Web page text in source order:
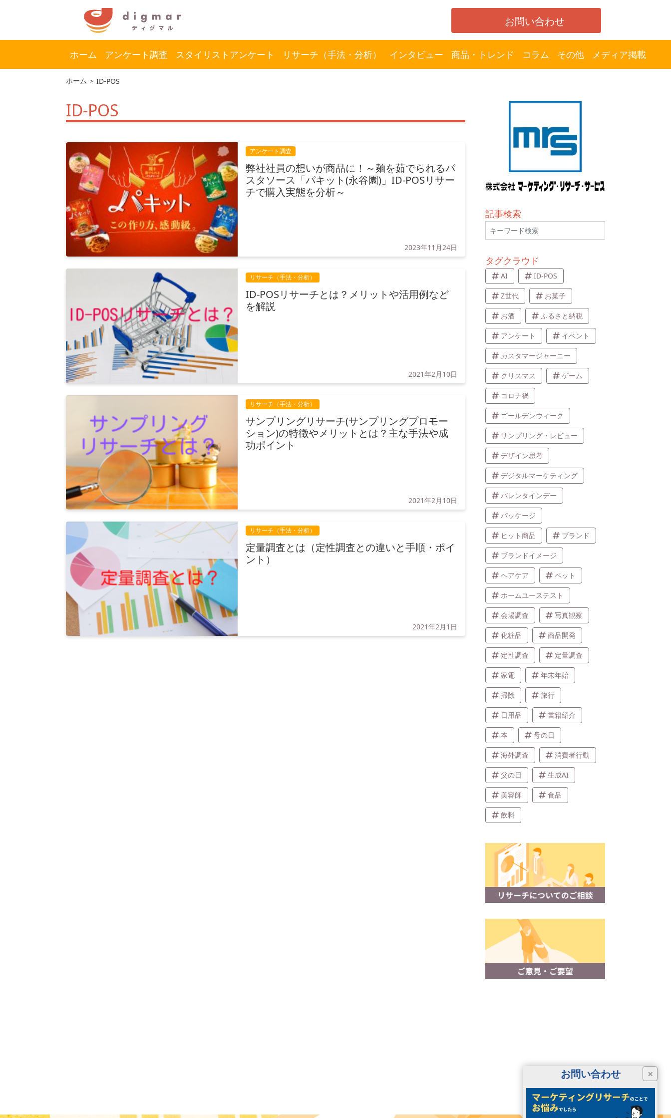
コ
ナ
お問い合わせ
ホーム アンケート調査 スタイリストアンケート リサーチ（手法・分析） インタビュー 商品・トレンド コラム その他 メディア掲載
ホーム ID-POS
ID-POS
弊社社員の想いが商品に！～麺を茹でられるパ
スタソース「パキット(永谷園)」ID-POSリサー
チで購入実態を分析～
2023年11月24日
アンケート調査
ID-POSリサーチとは？メリットや活用例など
を解説
2021年2月10日
リサーチ（手法・分析）
サンプリングリサーチ(サンプリングプロモー
ション)の特徴やメリットとは？主な手法や成
功ポイント
2021年2月10日
リサーチ（手法・分析）
定量調査とは（定性調査との違いと手順・ポイ
ント）
2021年2月1日
リサーチ（手法・分析）
記事検索
タグクラウド
AI ID-POS
Z世代 お菓子
お酒 ふるさと納税
アンケート イベント
カスタマージャーニー
クリスマス ゲーム
コロナ禍
ゴールデンウィーク
サンプリング・レビュー
デザイン思考
デジタルマーケティング
バレンタインデー
パッケージ
ヒット商品 ブランド
ブランドイメージ
ヘアケア ペット
ホームユーステスト
会場調査 写真観察
化粧品 商品開発
定性調査 定量調査
家電 年末年始
掃除 旅行
日用品 書籍紹介
本 母の日
海外調査 消費者行動
父の日 生成AI
美容師 食品
飲料
×
お問い合わせ